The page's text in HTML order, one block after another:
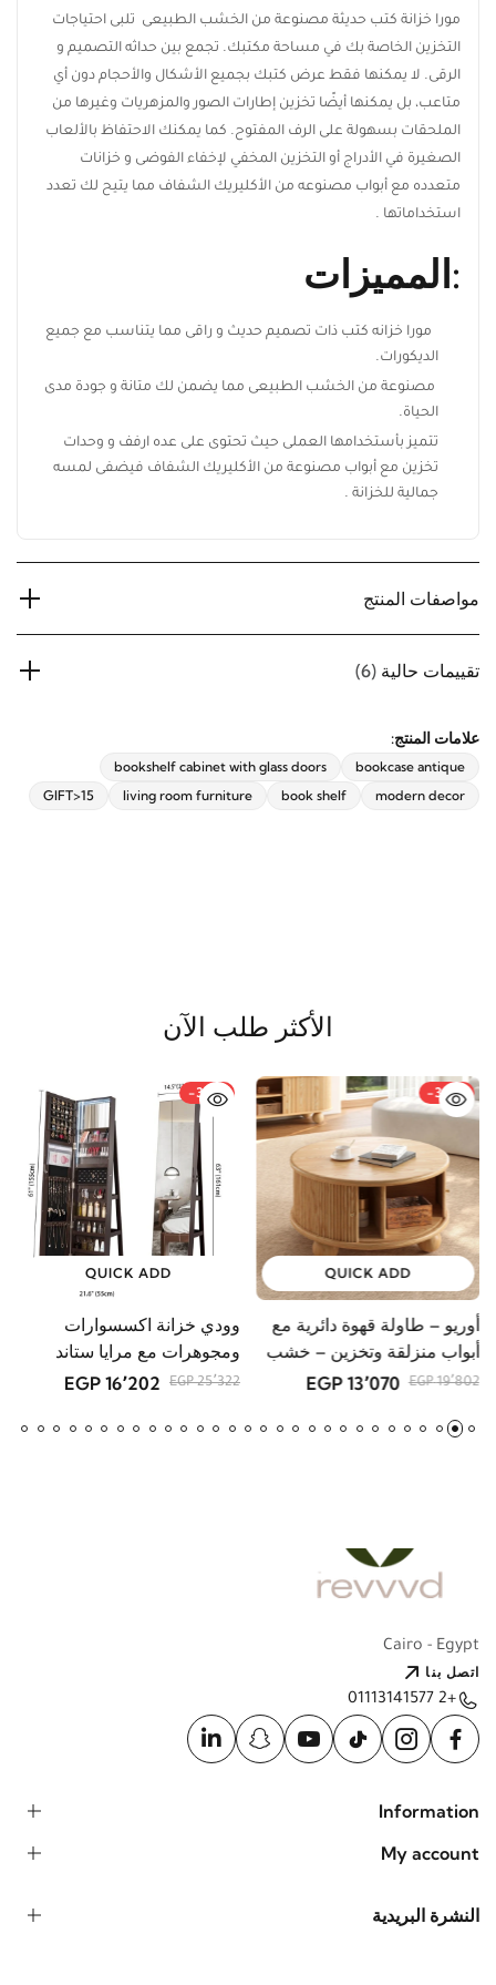
مورا خزانة كتب حديثة مصنوعة من الخشب الطبيعى تلبى احتياجات
التخزين الخاصة بك في مساحة مكتبك. تجمع بين حداثه التصميم و
الرقى. لا يمكنها فقط عرض كتبك بجميع الأشكال والأحجام دون أي
متاعب، بل يمكنها أيضًا تخزين إطارات الصور والمزهريات وغيرها من
الملحقات بسهولة على الرف المفتوح. كما يمكنك الاحتفاظ بالألعاب
الصغيرة في الأدراج أو التخزين المخفي لإخفاء الفوضى و خزانات
متعدده مع أبواب مصنوعه من الأكليريك الشفاف مما يتيح لك تعدد
استخداماتها .
:المميزات
مورا خزانه كتب ذات تصميم حديث و راقى مما يتناسب مع جميع
الديكورات.
مصنوعة من الخشب الطبيعى مما يضمن لك متانة و جودة مدى
الحياة.
تتميز بأستخدامها العملى حيث تحتوى على عده ارفف و وحدات
تخزين مع أبواب مصنوعة من الأكليريك الشفاف فيضفى لمسه
جمالية للخزانة .
مواصفات المنتج
تقييمات حالية (6)
علامات المنتج:
bookcase antique
bookshelf cabinet with glass doors
modern decor
book shelf
living room furniture
GIFT>15
الأكثر طلب الآن
-34%
QUICK ADD
أوريو – طاولة قهوة دائرية مع
أبواب منزلقة وتخزين – خشب
طبيعي
19٬802 EGP 13٬070 EGP
-36%
QUICK ADD
وودي خزانة اكسسوارات
ومجوهرات مع مرايا ستاند
25٬322 EGP 16٬202 EGP
Cairo - Egypt
اتصل بنا
+2 01113141577
Information
My account
النشرة البريدية